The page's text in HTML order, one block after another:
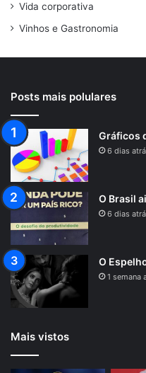
Vida corporativa
Vinhos e Gastronomia
Posts mais polulares
Gráficos
6 dias
O Brasil
6 dias
O
1 semana
Mais vistos